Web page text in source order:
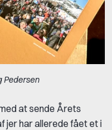
Pedersen
at sende Årets
jer har allerede fået et i